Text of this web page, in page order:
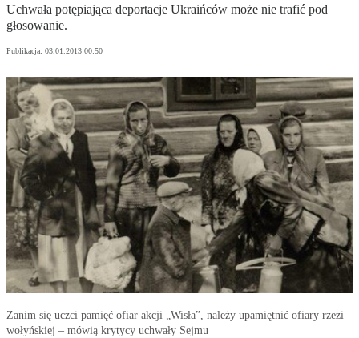
Uchwała potępiająca deportacje Ukraińców może nie trafić pod
głosowanie.
Publikacja: 03.01.2013 00:50
Zanim się uczci pamięć ofiar akcji „Wisła”, należy upamiętnić ofiary rzezi
wołyńskiej – mówią krytycy uchwały Sejmu